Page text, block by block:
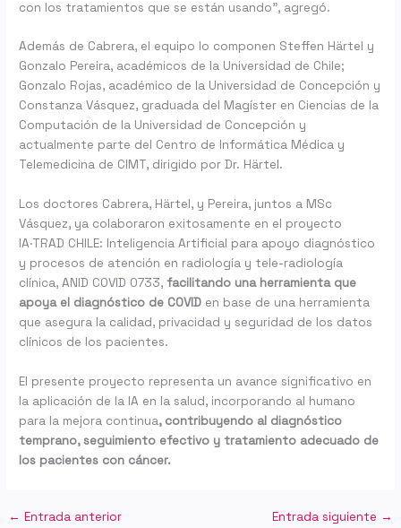
con los tratamientos que se están usando”, agregó.
Además de Cabrera, el equipo lo componen Steffen Härtel y
Gonzalo Pereira, académicos de la Universidad de Chile;
Gonzalo Rojas, académico de la Universidad de Concepción y
Constanza Vásquez, graduada del Magíster en Ciencias de la
Computación de la Universidad de Concepción y
actualmente parte del Centro de Informática Médica y
Telemedicina de CIMT, dirigido por Dr. Härtel.
Los doctores Cabrera, Härtel, y Pereira, juntos a MSc
Vásquez, ya colaboraron exitosamente en el proyecto
IA·TRAD CHILE: Inteligencia Artificial para apoyo diagnóstico
y procesos de atención en radiología y tele-radiología
clínica, ANID COVID 0733, facilitando una herramienta que
apoya el diagnóstico de COVID en base de una herramienta
que asegura la calidad, privacidad y seguridad de los datos
clínicos de los pacientes.
El presente proyecto representa un avance significativo en
la aplicación de la IA en la salud, incorporando al humano
para la mejora continua, contribuyendo al diagnóstico
temprano, seguimiento efectivo y tratamiento adecuado de
los pacientes con cáncer.
← Entrada anterior Entrada siguiente →